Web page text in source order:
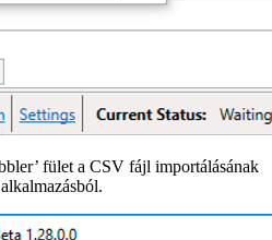
fület a CSV fájl importálásának